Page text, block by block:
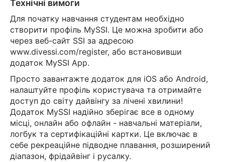
Технічні вимоги
Для початку навчання студентам необхідно
створити профіль MySSI. Це можна зробити або
через веб-сайт SSI за адресою
www.divessi.com/register, або встановивши
додаток MySSI App.
Просто завантажте додаток для iOS або Android,
налаштуйте профіль користувача та отримайте
доступ до світу дайвінгу за лічені хвилини!
Додаток MySSI надійно зберігає все в одному
місці, онлайн або офлайн - навчальні матеріали,
логбук та сертифікаційні картки. Це включає в
себе рекреаційне підводне плавання, розширений
діапазон, фрідайвінг і русалку.